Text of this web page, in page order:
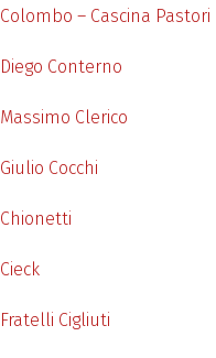
Colombo – Cascina Pastori
Diego Conterno
Massimo Clerico
Giulio Cocchi
Chionetti
Cieck
Fratelli Cigliuti